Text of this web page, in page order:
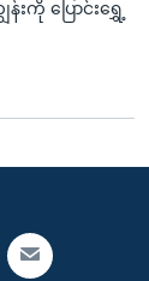
ကို ပြောင်းရွှေ့